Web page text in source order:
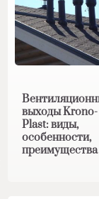
выходы Krono-
Plast: виды,
особенности,
преимущества